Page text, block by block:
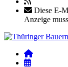
Diese E-
Anzeige